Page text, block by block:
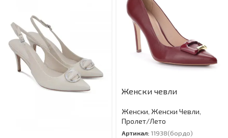
Женски чевли
Женски, Женски Чевли,
Пролет/Лето
Артикал: 11938(бордо)